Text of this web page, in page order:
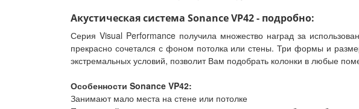
Акустическая система Sonance VP42 - подробно:
Серия Visual Performance получила множество наград за
прекрасно сочетался с фоном потолка или стены. Три формы и
экстремальных условий, позволит Вам подобрать колонки в любые
Особенности Sonance VP42:
Занимают мало места на стене или потолке